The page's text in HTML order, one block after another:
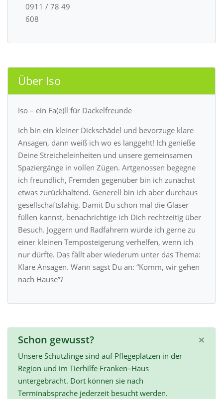
0911 / 78 49
608
Über Iso
Iso – ein Fa(e)ll für Dackelfreunde
Ich bin ein kleiner Dickschädel und bevorzuge klare
Ansagen, dann weiß ich wo es langgeht! Ich genieße
Deine Streicheleinheiten und unsere gemeinsamen
Spaziergänge in vollen Zügen. Artgenossen begegne
ich freundlich, Fremden gegenüber bin ich zunächst
etwas zurückhaltend. Generell bin ich aber durchaus
gesellschaftsfähig. Damit Du schon mal die Gläser
füllen kannst, benachrichtige ich Dich rechtzeitig über
Besuch. Joggern und Radfahrern würde ich gerne zu
einer kleinen Temposteigerung verhelfen, wenn ich
nur dürfte. Das fällt aber wiederum unter das Thema:
Klare Ansagen. Wann sagst Du an: “Komm, wir gehen
nach Hause”?
×
Schon gewusst?
Unsere Schützlinge sind auf Pflegeplätzen in der
Region und im Tierhilfe Franken–Haus
untergebracht. Dort können sie nach
Terminabsprache jederzeit besucht werden.